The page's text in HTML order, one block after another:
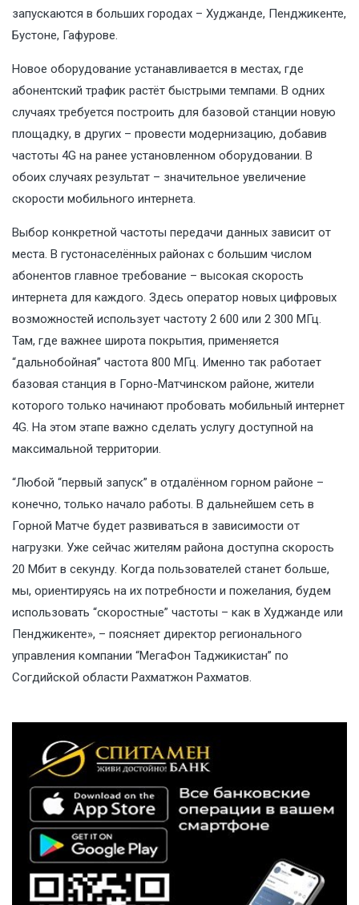
запускаются в больших городах – Худжанде, Пенджикенте,
Бустоне, Гафурове.
Новое оборудование устанавливается в местах, где
абонентский трафик растёт быстрыми темпами. В одних
случаях требуется построить для базовой станции новую
площадку, в других – провести модернизацию, добавив
частоты 4G на ранее установленном оборудовании. В
обоих случаях результат – значительное увеличение
скорости мобильного интернета.
Выбор конкретной частоты передачи данных зависит от
места. В густонаселённых районах с большим числом
абонентов главное требование – высокая скорость
интернета для каждого. Здесь оператор новых цифровых
возможностей использует частоту 2 600 или 2 300 МГц.
Там, где важнее широта покрытия, применяется
“дальнобойная” частота 800 МГц. Именно так работает
базовая станция в Горно-Матчинском районе, жители
которого только начинают пробовать мобильный интернет
4G. На этом этапе важно сделать услугу доступной на
максимальной территории.
“Любой “первый запуск” в отдалённом горном районе –
конечно, только начало работы. В дальнейшем сеть в
Горной Матче будет развиваться в зависимости от
нагрузки. Уже сейчас жителям района доступна скорость
20 Мбит в секунду. Когда пользователей станет больше,
мы, ориентируясь на их потребности и пожелания, будем
использовать “скоростные” частоты – как в Худжанде или
Пенджикенте», – поясняет директор регионального
управления компании “МегаФон Таджикистан” по
Согдийской области Рахматжон Рахматов.